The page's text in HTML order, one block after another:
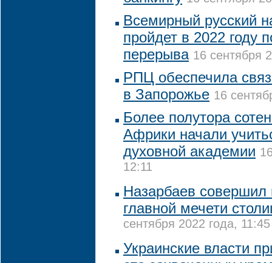
Всемирный русский
пройдет в 2022 году
перерыва 16 сентября
РПЦ обеспечила
в Запорожье 16
Более полутора
Африки начали
духовной академии
12:11
Назарбаев
главной мечети
сентября 2022 года, 11:45
Украинские власти